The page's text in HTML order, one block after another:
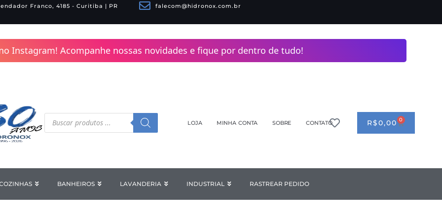
Franco, 4185 - Curitiba | PR falecom@hidronox.com.br
Instagram! Acompanhe nossas novidades e fique por dentro de tudo!
Pesquisar
produtos LOJA MINHA CONTA SOBRE CONTATO R$0,00 0 CART
Open COZINHAS
BANHEIROS Open BANHEIROS
LAVANDERIA Open LAVANDERIA
INDUSTRIAL Open INDUSTRIAL
RASTREAR PEDIDO